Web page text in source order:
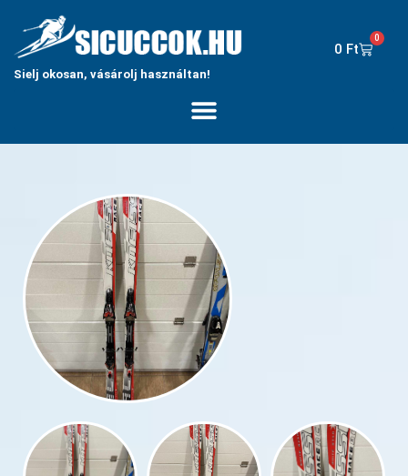
Sielj okosan, vásárolj használtan!
0 Ft
0